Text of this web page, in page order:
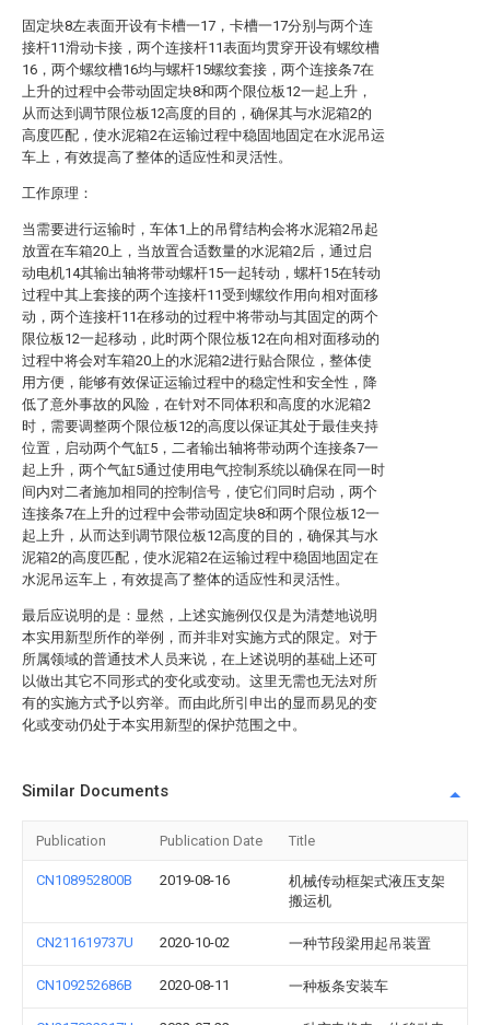
固定块8左表面开设有卡槽一17，卡槽一17分别与两个连
接杆11滑动卡接，两个连接杆11表面均贯穿开设有螺纹槽
16，两个螺纹槽16均与螺杆15螺纹套接，两个连接条7在
上升的过程中会带动固定块8和两个限位板12一起上升，
从而达到调节限位板12高度的目的，确保其与水泥箱2的
高度匹配，使水泥箱2在运输过程中稳固地固定在水泥吊运
车上，有效提高了整体的适应性和灵活性。
工作原理：
当需要进行运输时，车体1上的吊臂结构会将水泥箱2吊起
放置在车箱20上，当放置合适数量的水泥箱2后，通过启
动电机14其输出轴将带动螺杆15一起转动，螺杆15在转动
过程中其上套接的两个连接杆11受到螺纹作用向相对面移
动，两个连接杆11在移动的过程中将带动与其固定的两个
限位板12一起移动，此时两个限位板12在向相对面移动的
过程中将会对车箱20上的水泥箱2进行贴合限位，整体使
用方便，能够有效保证运输过程中的稳定性和安全性，降
低了意外事故的风险，在针对不同体积和高度的水泥箱2
时，需要调整两个限位板12的高度以保证其处于最佳夹持
位置，启动两个气缸5，二者输出轴将带动两个连接条7一
起上升，两个气缸5通过使用电气控制系统以确保在同一时
间内对二者施加相同的控制信号，使它们同时启动，两个
连接条7在上升的过程中会带动固定块8和两个限位板12一
起上升，从而达到调节限位板12高度的目的，确保其与水
泥箱2的高度匹配，使水泥箱2在运输过程中稳固地固定在
水泥吊运车上，有效提高了整体的适应性和灵活性。
最后应说明的是：显然，上述实施例仅仅是为清楚地说明
本实用新型所作的举例，而并非对实施方式的限定。对于
所属领域的普通技术人员来说，在上述说明的基础上还可
以做出其它不同形式的变化或变动。这里无需也无法对所
有的实施方式予以穷举。而由此所引申出的显而易见的变
化或变动仍处于本实用新型的保护范围之中。
Similar Documents
Publication Publication Date Title
CN108952800B 2019-08-16
机械传动框架式液压支架
搬运机
CN211619737U 2020-10-02 一种节段梁用起吊装置
CN109252686B 2020-08-11 一种板条安装车